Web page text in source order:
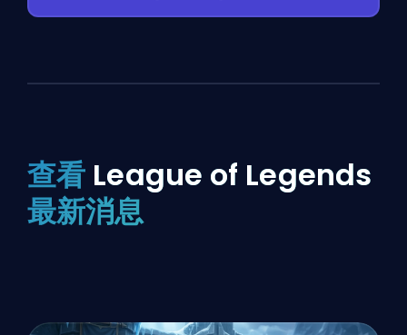
查看 League of Legends
最新消息